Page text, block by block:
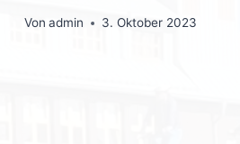
Von admin 3. Oktober 2023